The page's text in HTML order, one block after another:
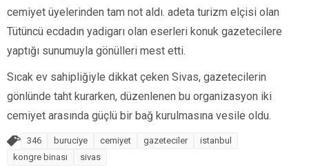
cemiyet üyelerinden tam not aldı. adeta turizm elçisi olan
Tütüncü ecdadın yadigarı olan eserleri konuk gazetecilere
yaptığı sunumuyla gönülleri mest etti.
Sıcak ev sahipliğiyle dikkat çeken Sivas, gazetecilerin
gönlünde taht kurarken, düzenlenen bu organizasyon iki
cemiyet arasında güçlü bir bağ kurulmasına vesile oldu.
346 buruciye cemiyet gazeteciler
istanbul
kongre binası
sivas